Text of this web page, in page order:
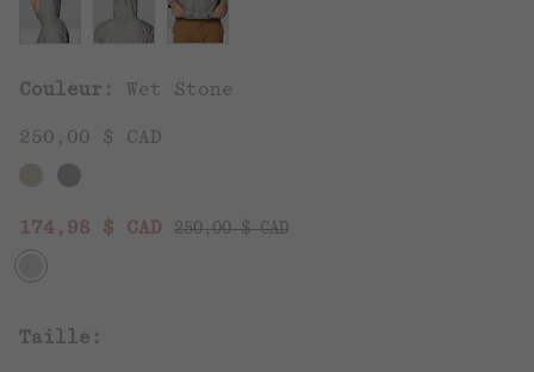
Couleur: Wet Stone
250,00 $ CAD
Sale price:
174,98 $ CAD Regular price:
250,00 $ CAD
Taille: